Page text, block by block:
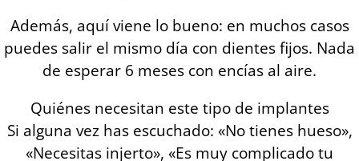
Además, aquí viene lo bueno: en muchos casos
puedes salir el mismo día con dientes fijos. Nada
de esperar 6 meses con encías al aire.
Quiénes necesitan este tipo de implantes
Si alguna vez has escuchado: «No tienes hueso»,
«Necesitas injerto», «Es muy complicado tu